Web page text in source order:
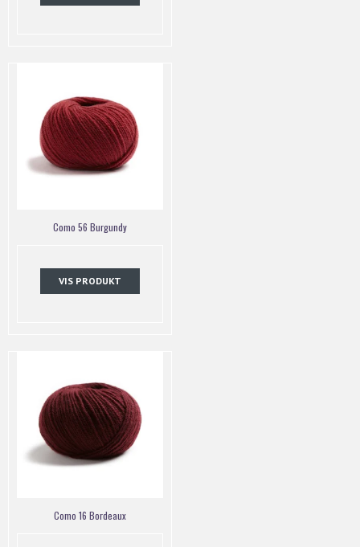
Como 56 Burgundy
VIS PRODUKT
Como 16 Bordeaux